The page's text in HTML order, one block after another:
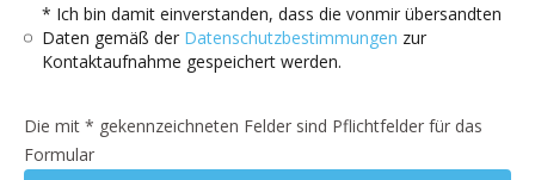
* Ich bin damit einverstanden, dass die vonmir übersandten
Daten gemäß der Datenschutzbestimmungen zur
Kontaktaufnahme gespeichert werden.
Die mit * gekennzeichneten Felder sind Pflichtfelder für das
Formular